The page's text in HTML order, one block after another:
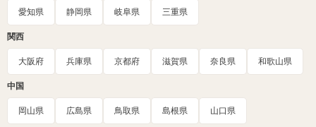
愛知県 静岡県 岐阜県 三重県
関西
大阪府 兵庫県 京都府 滋賀県 奈良県 和歌山県
中国
岡山県 広島県 鳥取県 島根県 山口県